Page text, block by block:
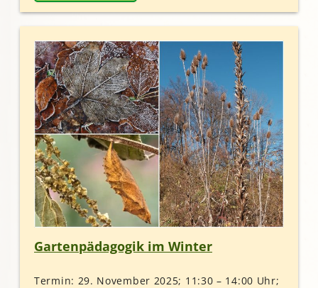
Gartenpädagogik im Winter
Termin: 29. November 2025; 11:30 – 14:00 Uhr;